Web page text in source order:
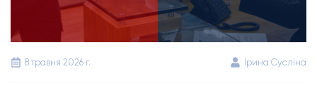
8 травня 2026 г. Ірина Сусліна